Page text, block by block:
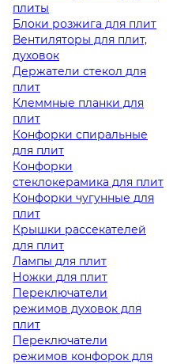
плиты
Блоки розжига для плит
Вентиляторы для плит,
духовок
Держатели стекол для
плит
Клеммные планки для
плит
Конфорки спиральные
для плит
Конфорки
стеклокерамика для плит
Конфорки чугунные для
плит
Крышки рассекателей
для плит
Лампы для плит
Ножки для плит
Переключатели
режимов духовок для
плит
Переключатели
режимов конфорок для